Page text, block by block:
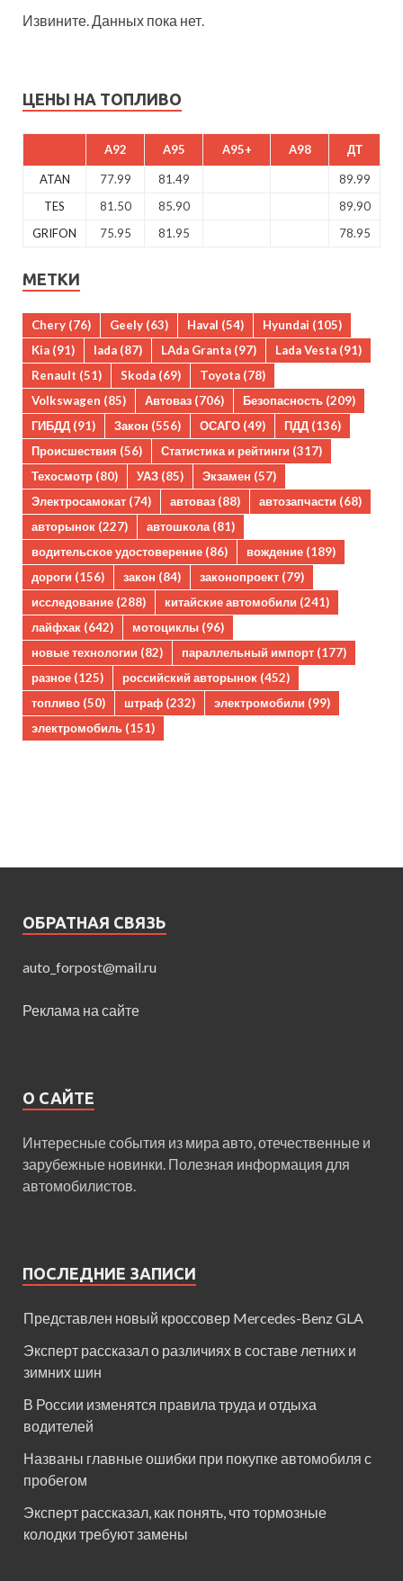
Извините. Данных пока нет.
ЦЕНЫ НА ТОПЛИВО
A92 A95 A95+ A98 ДТ
ATAN 77.99 81.49
89.99
TES
81.50 85.90
89.90
GRIFON
75.95 81.95 78.95
МЕТКИ
Chery (76) Geely (63) Haval (54) Hyundai (105)
Kia (91) lada (87) LAda Granta (97) Lada Vesta (91)
Renault (51) Skoda (69) Toyota (78)
Volkswagen (85) Автоваз (706) Безопасность (209)
ГИБДД (91) Закон (556) ОСАГО (49) ПДД (136)
Происшествия (56) Статистика и рейтинги (317)
Техосмотр (80) УАЗ (85) Экзамен (57)
Электросамокат (74) автоваз (88) автозапчасти (68)
авторынок (227) автошкола(81)
водительское удостоверение (86) вождение (189)
дороги (156) закон (84) законопроект (79)
исследование (288) китайские автомобили (241)
лайфхак (642) мотоциклы (96)
новые технологии (82) параллельный импорт (177)
разное (125) российский авторынок (452)
топливо (50) штраф (232) электромобили (99)
электромобиль (151)
ОБРАТНАЯ СВЯЗЬ
auto_forpost@mail.ru
Реклама на сайте
О САЙТЕ
Интересные события из мира авто, отечественные и
зарубежные новинки. Полезная информация для
автомобилистов.
ПОСЛЕДНИЕ ЗАПИСИ
Представлен новый кроссовер Mercedes-Benz GLA
Эксперт рассказал о различиях в составе летних и
зимних шин
В России изменятся правила труда и отдыха
водителей
Названы главные ошибки при покупке автомобиля с
пробегом
Эксперт рассказал, как понять, что тормозные
колодки требуют замены